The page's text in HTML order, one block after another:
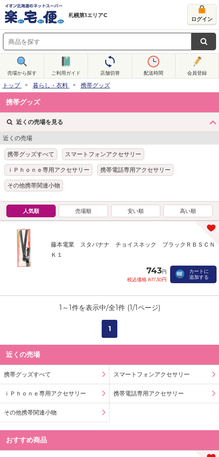
札幌第1エリアC
ログイン
売場から探す ご利用ガイド 店舗切替 配送時間 会員登録
トップ 暮らし・衣料 携帯グッズ
携帯グッズ
近くの売場を見る
近くの売場
携帯グッズすべて スマートフォンアクセサリー
ｉＰｈｏｎｅ専用アクセサリー 携帯電話専用アクセサリー
その他携帯関連小物
人気順 売場順 安い順 高い順
藤本電業 スタバナナ チョイスネック ブラックＲＢＳＣＮ
Ｋ１
743円
税込価格 817.30円
カートに
追加する
1 ～1件を表示中/全1件 (1/1ページ)
1
近くの売場
携帯グッズすべて スマートフォンアクセサリー
ｉＰｈｏｎｅ専用アクセサリー 携帯電話専用アクセサリー
その他携帯関連小物
おすすめ商品